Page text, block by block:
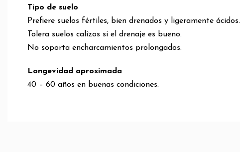
Tipo de suelo
Prefiere suelos fértiles, bien drenados y ligeramente ácidos.
Tolera suelos calizos si el drenaje es bueno.
No soporta encharcamientos prolongados.
Longevidad aproximada
40 – 60 años en buenas condiciones.